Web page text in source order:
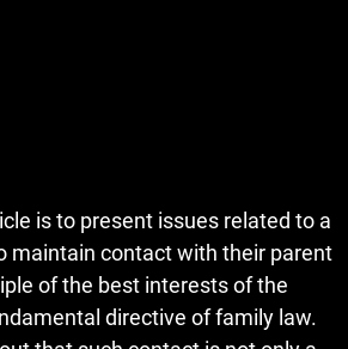
is to present issues related to a
maintain contact with their parent
of the best interests of the
directive of family law.